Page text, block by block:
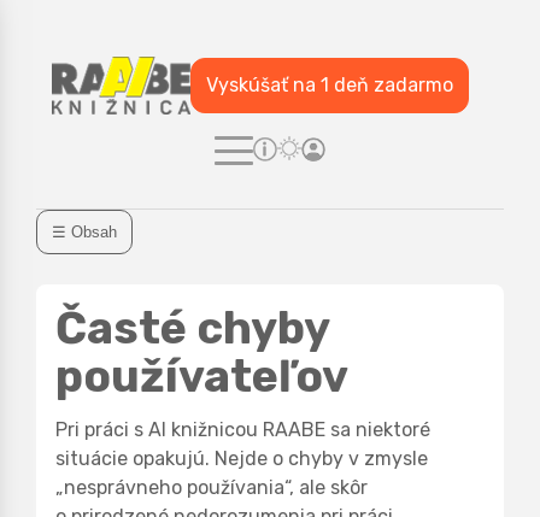
Vyskúšať na 1 deň zadarmo
☰ Obsah
Časté chyby
používateľov
Pri práci s AI knižnicou RAABE sa niektoré
situácie opakujú. Nejde o chyby v zmysle
„nesprávneho používania“, ale skôr